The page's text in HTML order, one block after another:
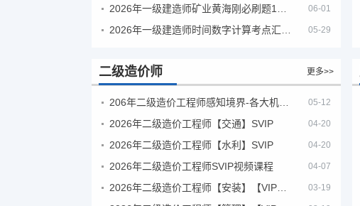
06-01
05-29
二级造价师 更多>>
05-12
2026年二级造价工程师【交通】SVIP 04-20
2026年二级造价工程师【水利】SVIP 04-20
2026年二级造价工程师SVIP视频课程 04-07
03-19